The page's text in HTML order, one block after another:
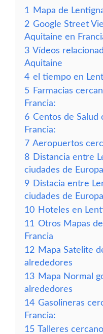
1
Mapa de
2 Google Street
Aquitaine en
3 Vídeos
Aquitaine
4 el tiempo en
5 Farmacias
Francia:
6 Centos de Salud
Francia:
7 Aeropuertos
8 Distancia entre
ciudades de Europa
9 Distacia entre
ciudades de Europa
10 Hoteles en
11 Otros Mapas
Francia
12 Mapa Satelite
alrededores
13 Mapa Normal
alrededores
14 Gasolineras
Francia:
15 Talleres